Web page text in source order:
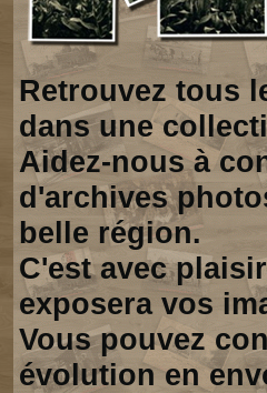
Retrouvez tous
dans une
Aidez-nous à
d'archives
belle région.
C'est avec
exposera vos
Vous pouvez
évolution en